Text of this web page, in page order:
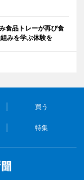
食品トレーが再び食
みを学ぶ体験を
買う
特集